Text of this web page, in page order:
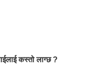
कस्तो लाग्छ ?